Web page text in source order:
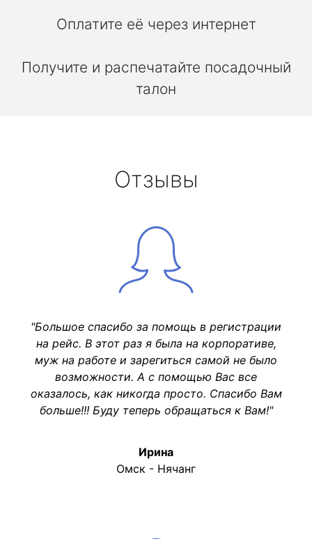
Оплатите её через интернет
Получите и распечатайте посадочный
талон
Отзывы
"Большое спасибо за помощь в регистрации
на рейс. В этот раз я была на корпоративе,
муж на работе и зарегиться самой не было
возможности. А с помощью Вас все
оказалось, как никогда просто. Спасибо Вам
больше!!! Буду теперь обращаться к Вам!"
Ирина
Омск - Нячанг